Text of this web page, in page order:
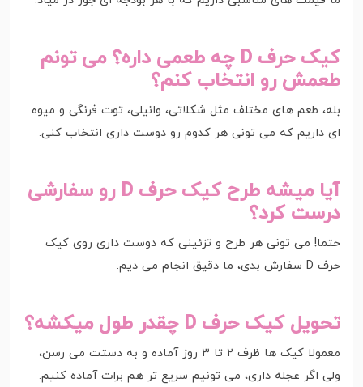
کیک حرف D چه طعمی داره؟ می تونم
طعمش رو انتخاب کنم؟
بله، طعم های مختلف مثل شکلاتی، وانیلی، توت فرنگی و میوه
ای داریم که می تونی هر کدوم رو دوست داری انتخاب کنی.
آیا میشه طرح کیک حرف D رو سفارشی
درست کرد؟
حتما! می تونی هر طرح و تزئینی که دوست داری روی کیک
حرف D سفارش بدی، ما دقیق انجام می دیم.
تحویل کیک حرف D چقدر طول میکشه؟
معمولا کیک ها ظرف ۲ تا ۳ روز آماده و به دستت می رسن،
ولی اگر عجله داری، می تونیم سریع تر هم برات آماده کنیم.